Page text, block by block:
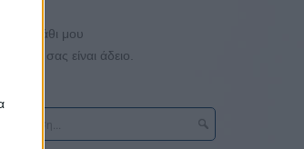
Το καλάθι μου
καλάθι σας είναι άδειο.